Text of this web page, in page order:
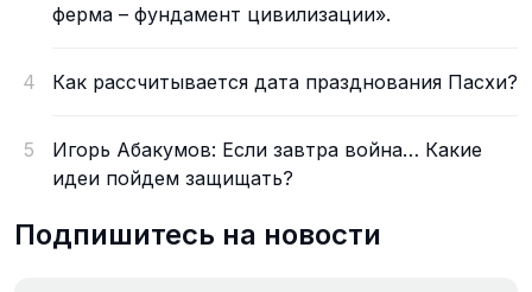
ферма – фундамент цивилизации».
4 Как рассчитывается дата празднования Пасхи?
5
Игорь Абакумов: Если завтра война… Какие
идеи пойдем защищать?
Подпишитесь на новости